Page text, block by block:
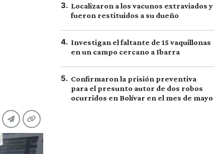
3. Localizaron a los vacunos extraviados y
fueron restituidos a su dueño
4. Investigan el faltante de 15 vaquillonas
en un campo cercano a Ibarra
5. Confirmaron la prisión preventiva
para el presunto autor de dos robos
ocurridos en Bolívar en el mes de mayo